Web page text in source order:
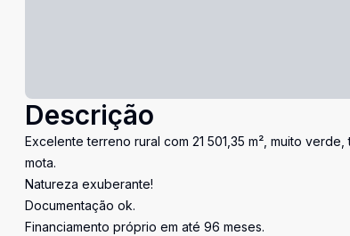
Descrição
Excelente terreno rural com 21 501,35 m², muito
mota.
Natureza exuberante!
Documentação ok.
Financiamento próprio em até 96 meses.